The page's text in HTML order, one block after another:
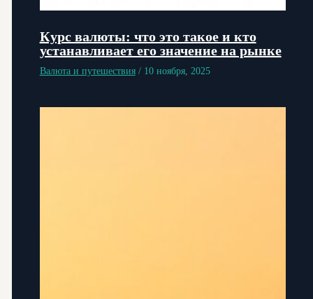
Курс валюты: что это такое и кто
устанавливает его значение на рынке
Валюта и путешествия/ 10 ноября, 2025